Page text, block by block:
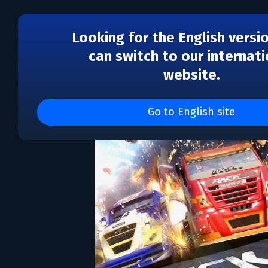
Looking for the English
can switch to our
website.
Go to English site
Truck Racer